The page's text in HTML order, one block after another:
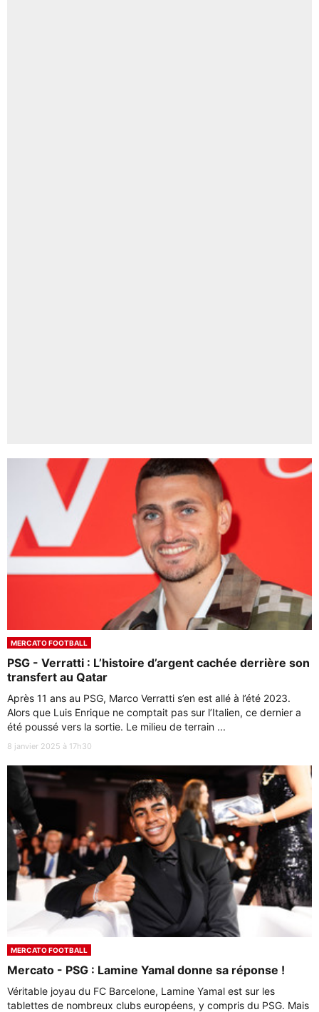
MERCATO FOOTBALL
PSG - Verratti : L’histoire d’argent cachée derrière son
transfert au Qatar
Après 11 ans au PSG, Marco Verratti s’en est allé à l’été 2023.
Alors que Luis Enrique ne comptait pas sur l’Italien, ce dernier a
été poussé vers la sortie. Le milieu de terrain ...
8 janvier 2025 à 17h30
MERCATO FOOTBALL
Mercato - PSG : Lamine Yamal donne sa réponse !
Véritable joyau du FC Barcelone, Lamine Yamal est sur les
tablettes de nombreux clubs européens, y compris du PSG. Mais